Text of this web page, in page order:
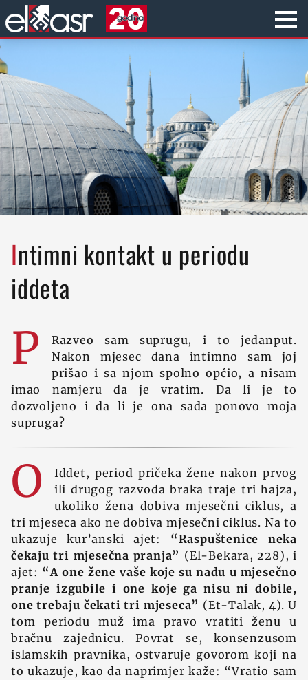
Intimni kontakt u periodu
iddeta
P
Razveo sam suprugu, i to jedanput.
Nakon mjesec dana intimno sam joj
prišao i sa njom spolno općio, a nisam
imao namjeru da je vratim. Da li je to
dozvoljeno i da li je ona sada ponovo moja
supruga?
O
Iddet, period pričeka žene nakon prvog
ili drugog razvoda braka traje tri hajza,
ukoliko žena dobiva mjesečni ciklus, a
tri mjeseca ako ne dobiva mjesečni ciklus. Na to
ukazuje kur’anski ajet: “Raspuštenice neka
čekaju tri mjesečna pranja” (El-Bekara, 228), i
ajet: “A one žene vaše koje su nadu u mjesečno
pranje izgubile i one koje ga nisu ni dobile,
one trebaju čekati tri mjeseca” (Et-Talak, 4). U
tom periodu muž ima pravo vratiti ženu u
bračnu zajednicu. Povrat se, konsenzusom
islamskih pravnika, ostvaruje govorom koji na
to ukazuje, kao da naprimjer kaže: “Vratio sam